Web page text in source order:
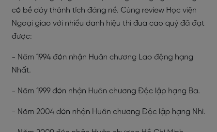
có bề dày thành tích đáng nể. Cùng review Học viện
Ngoại giao với nhiều danh hiệu thi đua cao quý đã đạt
được:
- Năm 1994 đón nhận Huân chương Lao động hạng
Nhất.
- Năm 1999 đón nhận Huân chương Độc lập hạng Ba.
- Năm 2004 đón nhận Huân chương Độc lập hạng Nhì.